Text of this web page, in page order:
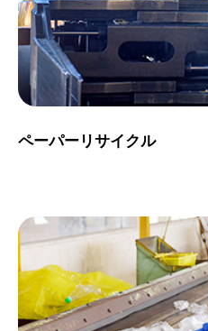
ペーパーリサイクル